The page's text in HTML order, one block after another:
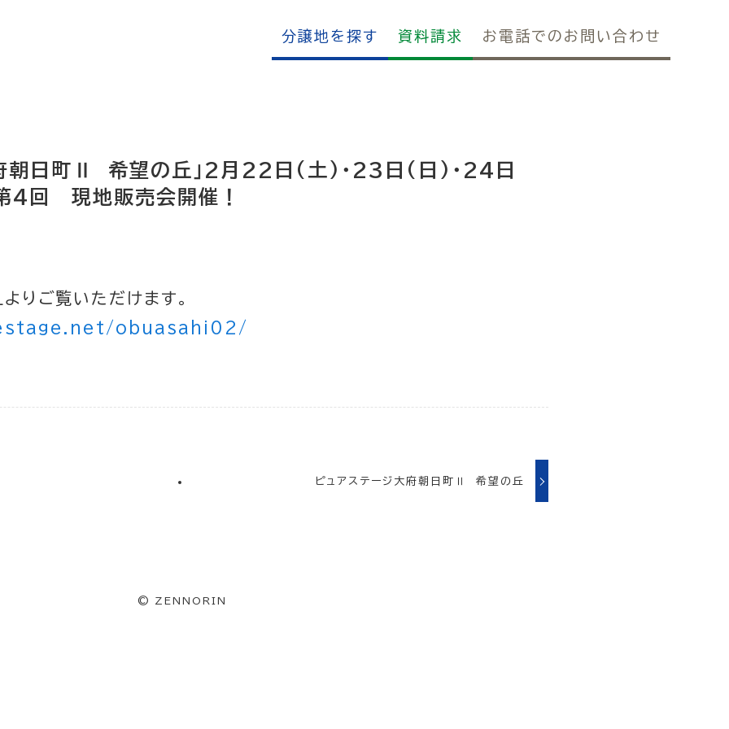
分譲地を探す 資料請求 お電話でのお問い合わせ
府朝日町Ⅱ 希望の丘」2月22日(土)・23日(日)・24日
4回 現地販売会開催！
りご覧いただけます。
obuasahi02/
ピュアステージ大府朝日町Ⅱ 希望の丘
© ZENNORIN